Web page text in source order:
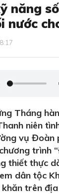
năng
nước
Tháng
niên
vụ Đoàn
trình
thiết thực
dân tộc
trên